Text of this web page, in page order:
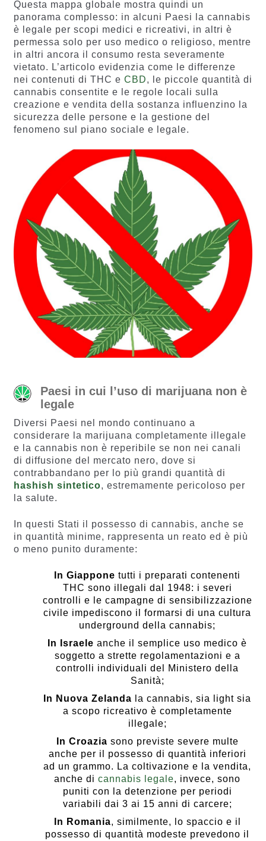
Questa mappa globale mostra quindi un
panorama complesso: in alcuni Paesi la cannabis
è legale per scopi medici e ricreativi, in altri è
permessa solo per uso medico o religioso, mentre
in altri ancora il consumo resta severamente
vietato. L’articolo evidenzia come le differenze
nei contenuti di THC e CBD, le piccole quantità di
cannabis consentite e le regole locali sulla
creazione e vendita della sostanza influenzino la
sicurezza delle persone e la gestione del
fenomeno sul piano sociale e legale.
Paesi in cui l’uso di marijuana non è
legale
Diversi Paesi nel mondo continuano a
considerare la marijuana completamente illegale
e la cannabis non è reperibile se non nei canali
di diffusione del mercato nero, dove si
contrabbandano per lo più grandi quantità di
hashish sintetico, estremamente pericoloso per
la salute.
In questi Stati il possesso di cannabis, anche se
in quantità minime, rappresenta un reato ed è più
o meno punito duramente:
In Giappone tutti i preparati contenenti
THC sono illegali dal 1948: i severi
controlli e le campagne di sensibilizzazione
civile impediscono il formarsi di una cultura
underground della cannabis;
In Israele anche il semplice uso medico è
soggetto a strette regolamentazioni e a
controlli individuali del Ministero della
Sanità;
In Nuova Zelanda la cannabis, sia light sia
a scopo ricreativo è completamente
illegale;
In Croazia sono previste severe multe
anche per il possesso di quantità inferiori
ad un grammo. La coltivazione e la vendita,
anche di cannabis legale, invece, sono
puniti con la detenzione per periodi
variabili dai 3 ai 15 anni di carcere;
In Romania, similmente, lo spaccio e il
possesso di quantità modeste prevedono il